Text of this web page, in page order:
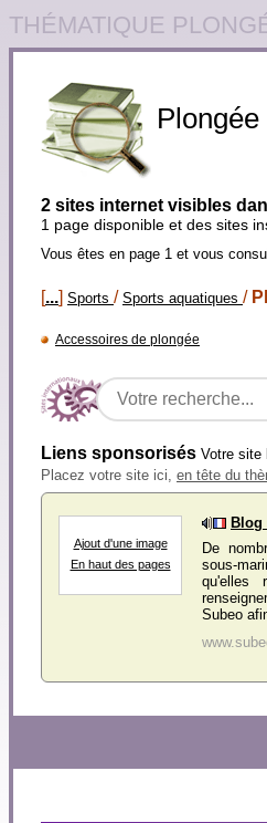
THÉMATIQUE
Plongée
2 sites internet visibles
1 page disponible et des sites
Vous êtes en page 1 et vous
[...] Sports / Sports aquatiques /
Accessoires de plongée
Liens sponsorisés Votre site
Placez votre site ici, en tête du
Ajout d'une image
En haut des pages
Blog
De
sous-
qu'elles
Subeo